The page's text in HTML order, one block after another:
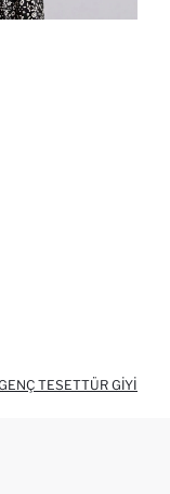
TESETTÜR GIYIM